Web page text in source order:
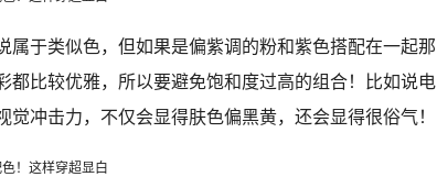
属于类似色，但如果是偏紫调的粉和紫色搭配在一起那
都比较优雅，所以要避免饱和度过高的组合！比如说电
冲击力，不仅会显得肤色偏黑黄，还会显得很俗气！